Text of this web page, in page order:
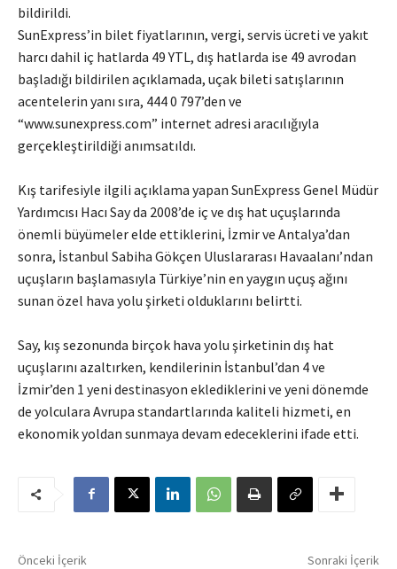
bildirildi.
SunExpress’in bilet fiyatlarının, vergi, servis ücreti ve yakıt
harcı dahil iç hatlarda 49 YTL, dış hatlarda ise 49 avrodan
başladığı bildirilen açıklamada, uçak bileti satışlarının
acentelerin yanı sıra, 444 0 797’den ve
“www.sunexpress.com” internet adresi aracılığıyla
gerçekleştirildiği anımsatıldı.
Kış tarifesiyle ilgili açıklama yapan SunExpress Genel Müdür
Yardımcısı Hacı Say da 2008’de iç ve dış hat uçuşlarında
önemli büyümeler elde ettiklerini, İzmir ve Antalya’dan
sonra, İstanbul Sabiha Gökçen Uluslararası Havaalanı’ndan
uçuşların başlamasıyla Türkiye’nin en yaygın uçuş ağını
sunan özel hava yolu şirketi olduklarını belirtti.
Say, kış sezonunda birçok hava yolu şirketinin dış hat
uçuşlarını azaltırken, kendilerinin İstanbul’dan 4 ve
İzmir’den 1 yeni destinasyon eklediklerini ve yeni dönemde
de yolculara Avrupa standartlarında kaliteli hizmeti, en
ekonomik yoldan sunmaya devam edeceklerini ifade etti.
Önceki İçerik Sonraki İçerik